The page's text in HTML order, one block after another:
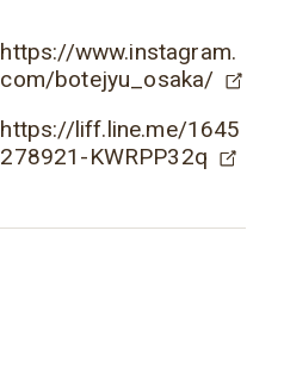
https://www.instagram.
com/botejyu_osaka/
https://liff.line.me/1645
278921-KWRPP32q